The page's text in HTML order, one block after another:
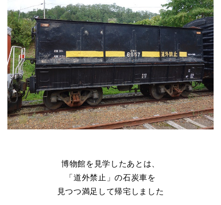
博物館を見学したあとは、
「道外禁止」の石炭車を
見つつ満足して帰宅しました